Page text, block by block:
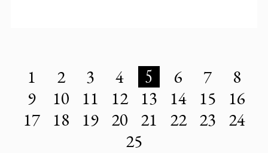
1 2 3 4 5 6 7
8
9
10 11 12 13 14 15
16
17
18 19 20 21 22 23
24
25